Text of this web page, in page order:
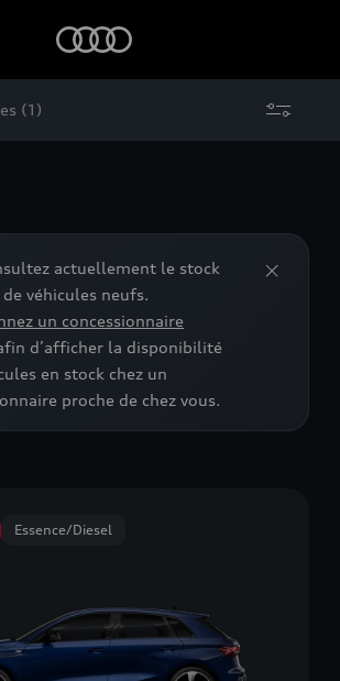
(1)
actuellement le stock
véhicules neufs.
un concessionnaire
d’afficher la disponibilité
en stock chez un
proche de chez vous.
Essence/Diesel